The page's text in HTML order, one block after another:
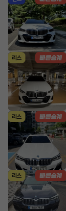
리스
리스
리스